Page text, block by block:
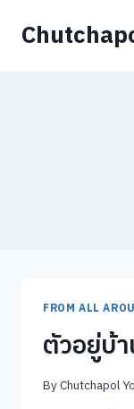
FROM ALL
ตัวอยู่บ้
ByChutchapol